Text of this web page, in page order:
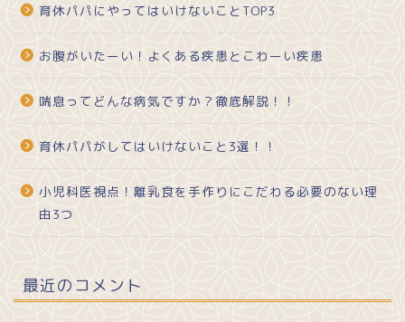
育休パパにやってはいけないことTOP3
お腹がいたーい！よくある疾患とこわーい疾患
喘息ってどんな病気ですか？徹底解説！！
育休パパがしてはいけないこと3選！！
小児科医視点！離乳食を手作りにこだわる必要のない理
由3つ
最近のコメント